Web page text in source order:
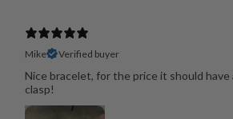
Mike Verified buyer
Nice bracelet, for the price it should
clasp!